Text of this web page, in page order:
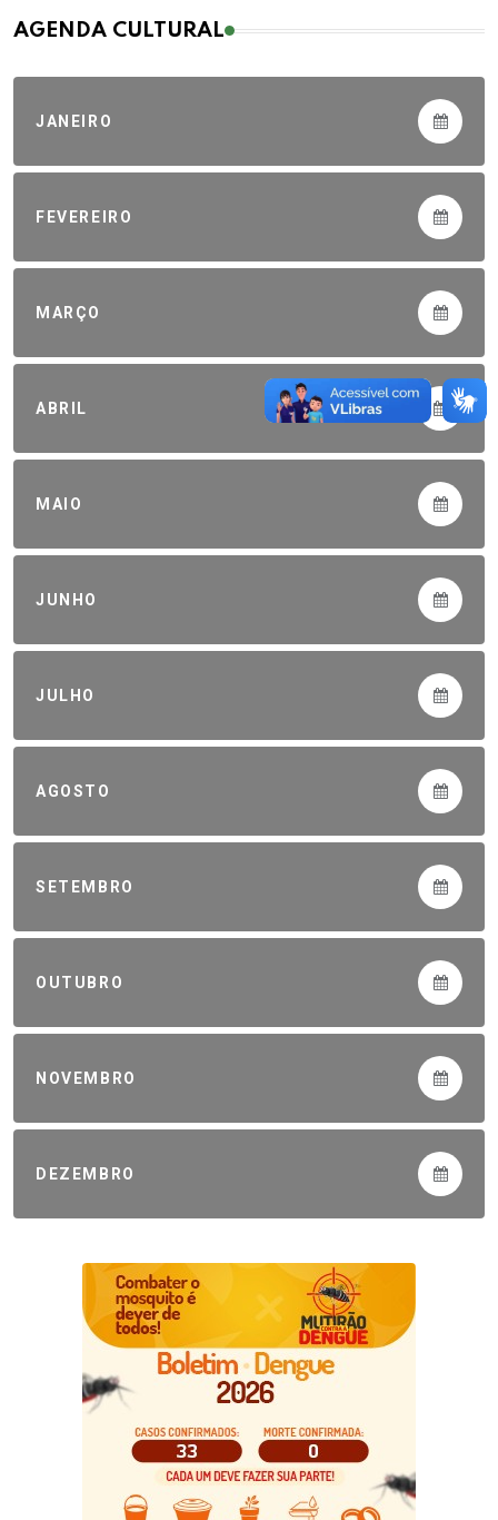
AGENDA CULTURAL
JANEIRO
FEVEREIRO
MARÇO
ABRIL
MAIO
JUNHO
JULHO
AGOSTO
SETEMBRO
OUTUBRO
NOVEMBRO
DEZEMBRO